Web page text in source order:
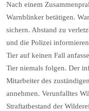
Nach einem
Warnblinker betätigen.
sichern. Abstand zu
und die Polizei
Tier auf keinen Fall
Tier niemals folgen. Der
Mitarbeiter des
annehmen. Verunfalltes
Straftatbestand der